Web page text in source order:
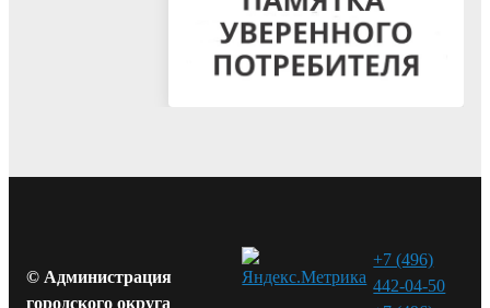
© Администрация
городского округа
+7 (496)
442-04-50